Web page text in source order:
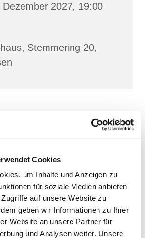
Cookies
um Inhalte und Anzeigen zu
für soziale Medien anbieten
auf unsere Website zu
geben wir Informationen zu Ihrer
Website an unsere Partner für
und Analysen weiter. Unsere
Dezember 2027, 19:00
Stemmering 20,